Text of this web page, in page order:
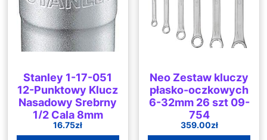
Stanley 1-17-051
12-Punktowy Klucz
Nasadowy Srebrny
1/2 Cala 8mm
117051
16.75zł
Neo Zestaw kluczy
płasko-oczkowych
6-32mm 26 szt 09-
754
359.00zł